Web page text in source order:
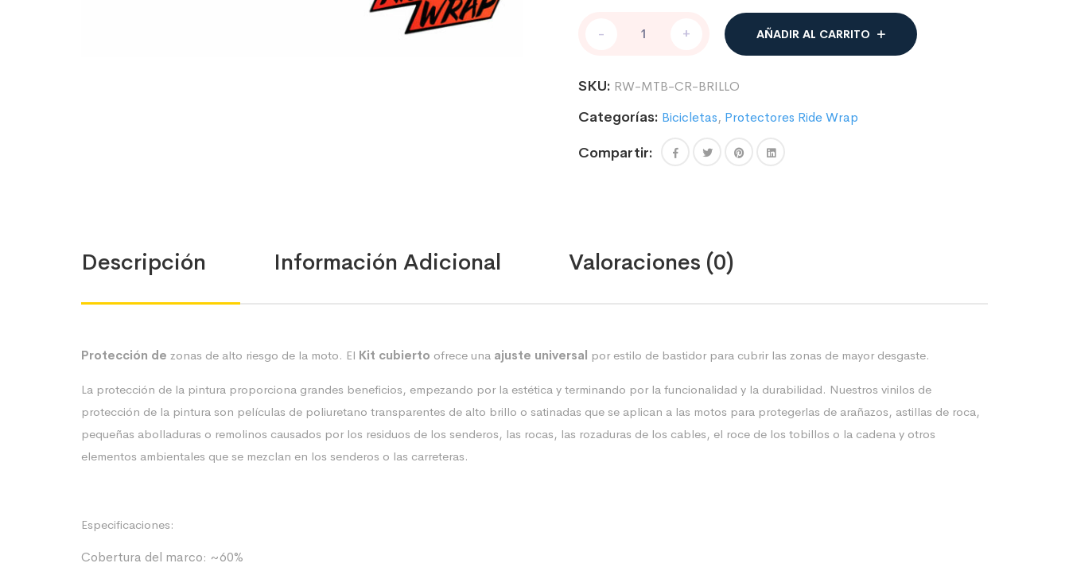
CUBIERTA
DE
PARA
cantidad
- + AÑADIR AL CARRITO
SKU: RW-MTB-CR-BRILLO
Categorías: Bicicletas, Protectores Ride Wrap
Compartir:
Descripción Información Adicional Valoraciones (0)
Protección de zonas de alto riesgo de la moto. El Kit cubierto ofrece una ajuste universal por estilo de bastidor para cubrir las zonas de mayor desgaste.
La protección de la pintura proporciona grandes beneficios, empezando por la estética y terminando por la funcionalidad y la durabilidad. Nuestros vinilos de
protección de la pintura son películas de poliuretano transparentes de alto brillo o satinadas que se aplican a las motos para protegerlas de arañazos, astillas de roca,
pequeñas abolladuras o remolinos causados por los residuos de los senderos, las rocas, las rozaduras de los cables, el roce de los tobillos o la cadena y otros
elementos ambientales que se mezclan en los senderos o las carreteras.
Especificaciones:
Cobertura del marco: ~60%